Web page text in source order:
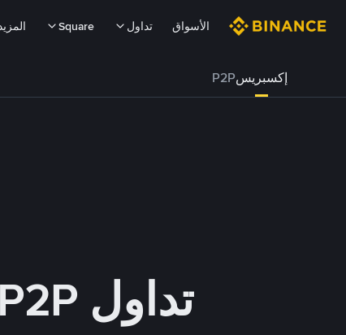
الأسواق تداول Square
إكسبريسP2P
تداول P2P إكسبريس